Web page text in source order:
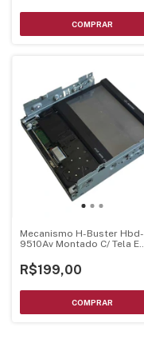
Mecanismo H-Buster Hbd-
9510Av Montado C/ Tela E
R$199,00